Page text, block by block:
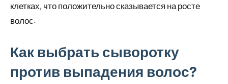
клетках, что положительно сказывается на росте
волос.
Как выбрать сыворотку
против выпадения волос?